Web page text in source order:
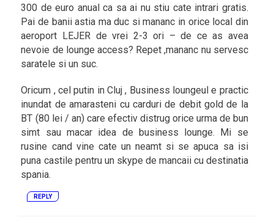
300 de euro anual ca sa ai nu stiu cate intrari gratis.
Pai de banii astia ma duc si mananc in orice local din
aeroport LEJER de vrei 2-3 ori – de ce as avea
nevoie de lounge access? Repet ,mananc nu servesc
saratele si un suc.
Oricum , cel putin in Cluj , Business loungeul e practic
inundat de amarasteni cu carduri de debit gold de la
BT (80 lei / an) care efectiv distrug orice urma de bun
simt sau macar idea de business lounge. Mi se
rusine cand vine cate un neamt si se apuca sa isi
puna castile pentru un skype de mancaii cu destinatia
spania.
REPLY